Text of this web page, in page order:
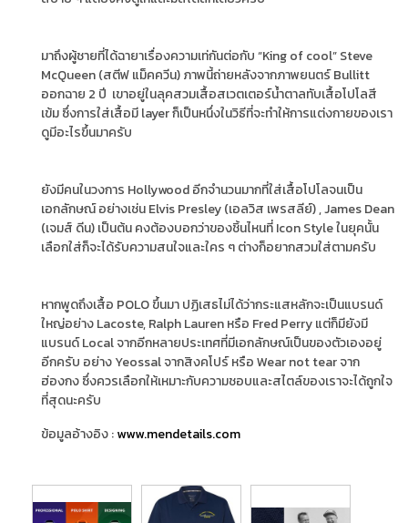
มาถึงผู้ชายที่ได้ฉายาเรื่องความเท่กันต่อกับ “King of cool” Steve
McQueen (สตีฟ แม็คควีน) ภาพนี้ถ่ายหลังจากภาพยนตร์ Bullitt
ออกฉาย 2 ปี เขาอยู่ในลุคสวมเสื้อสเวตเตอร์น้ำตาลทับเสื้อโปโลสี
เข้ม ซึ่งการใส่เสื้อมี layer ก็เป็นหนึ่งในวิธีที่จะทำให้การแต่งกายของเรา
ดูมีอะไรขึ้นมาครับ
ยังมีคนในวงการ Hollywood อีกจำนวนมากที่ใส่เสื้อโปโลจนเป็น
เอกลักษณ์ อย่างเช่น Elvis Presley (เอลวิส เพรสลีย์) , James Dean
(เจมส์ ดีน) เป็นต้น คงต้องบอกว่าของชิ้นไหนที่ Icon Style ในยุคนั้น
เลือกใส่ก็จะได้รับความสนใจและใคร ๆ ต่างก็อยากสวมใส่ตามครับ
หากพูดถึงเสื้อ POLO ขึ้นมา ปฏิเสธไม่ได้ว่ากระแสหลักจะเป็นแบรนด์
ใหญ่อย่าง Lacoste, Ralph Lauren หรือ Fred Perry แต่ก็มียังมี
แบรนด์ Local จากอีกหลายประเทศที่มีเอกลักษณ์เป็นของตัวเองอยู่
อีกครับ อย่าง Yeossal จากสิงคโปร์ หรือ Wear not tear จาก
ฮ่องกง ซึ่งควรเลือกให้เหมาะกับความชอบและสไตล์ของเราจะได้ถูกใจ
ที่สุดนะครับ
ข้อมูลอ้างอิง :www.mendetails.com